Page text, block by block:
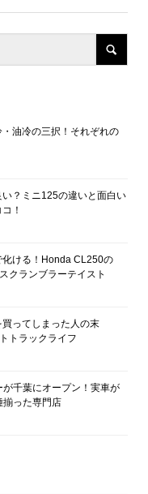
油冷の三択！それぞれの
？ミニ125の違いと面白い
！
ける！Honda CL250の
クランブラーテイスト
ってしまった人の末
トラックライフ
千葉にオープン！実車が
揃った専門店